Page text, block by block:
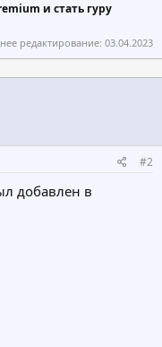
и стать гуру
редактирование: 03.04.2023
#2
добавлен в